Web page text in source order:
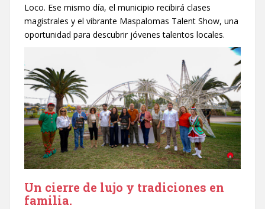
Loco. Ese mismo día, el municipio recibirá clases
magistrales y el vibrante Maspalomas Talent Show, una
oportunidad para descubrir jóvenes talentos locales.
Un cierre de lujo y tradiciones en
familia.